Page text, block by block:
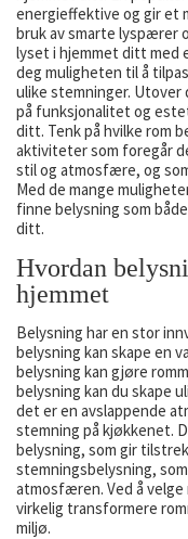
energieffektive og gir et
bruk av smarte lyspærer
lyset i hjemmet ditt med
deg muligheten til å
ulike stemninger.
på funksjonalitet og
ditt. Tenk på hvilke rom
aktiviteter som foregår
stil og atmosfære, og
Med de mange
finne belysning som
ditt.
Hvordan
hjemmet
Belysning har en stor
belysning kan skape en
belysning kan gjøre
belysning kan du skape
det er en avslappende
stemning på kjøkkenet.
belysning, som gir
stemningsbelysning,
atmosfæren. Ved å
virkelig transformere
miljø.